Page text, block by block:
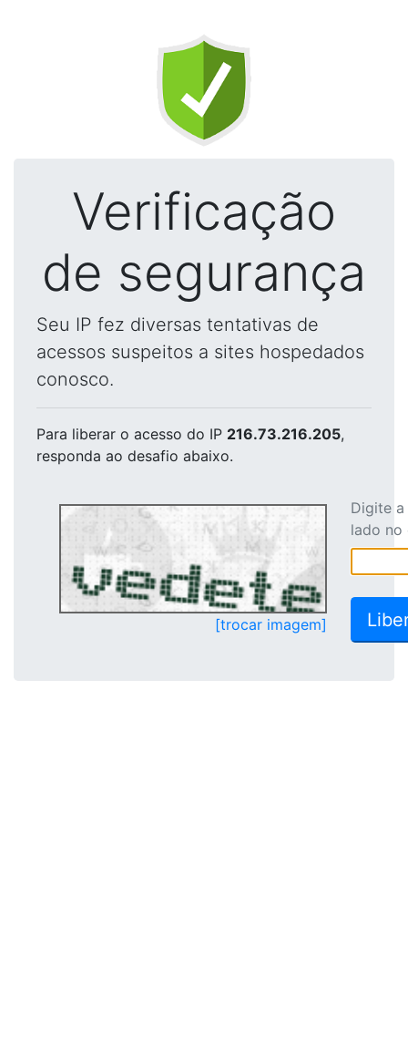
Verificação
de segurança
Seu IP fez diversas tentativas de
acessos suspeitos a sites hospedados
conosco.
Para liberar o acesso do IP 216.73.216.205,
responda ao desafio abaixo.
[trocar imagem]
Digite
lado no